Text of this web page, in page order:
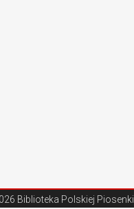
Biblioteka Polskiej Piosenki